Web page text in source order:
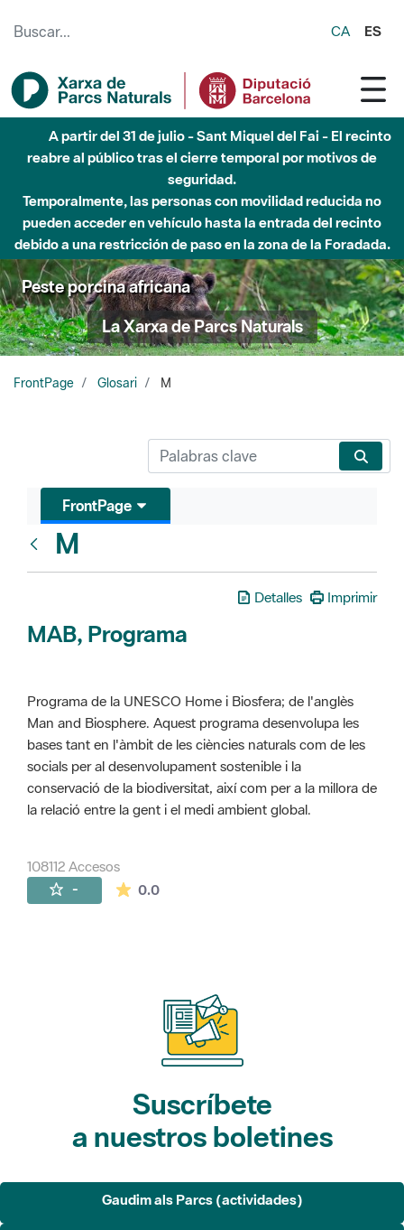
CA ES
A partir del 31 de julio - Sant Miquel del Fai - El recinto
reabre al público tras el cierre temporal por motivos de
seguridad.
Temporalmente, las personas con movilidad reducida no
pueden acceder en vehículo hasta la entrada del recinto
debido a una restricción de paso en la zona de la Foradada.
Peste porcina africana
La Xarxa de Parcs Naturals
FrontPage Glosari M
FrontPage
M
Detalles Imprimir
MAB, Programa
Programa de la UNESCO Home i Biosfera; de l'anglès
Man and Biosphere. Aquest programa desenvolupa les
bases tant en l'àmbit de les ciències naturals com de les
socials per al desenvolupament sostenible i la
conservació de la biodiversitat, així com per a la millora de
la relació entre la gent i el medi ambient global.
108112 Accesos
- 0.0La valoración media es de 0 estrellas de
Suscríbete
a nuestros boletines
Gaudim als Parcs (actividades)